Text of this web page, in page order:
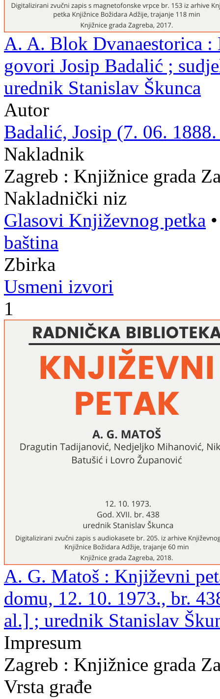
A. A. Blok Dvanaestorica
govori Josip Badalić ;
urednik Stanislav Škunca
Autor
Badalić, Josip (7. 06.
Nakladnik
Zagreb : Knjižnice grada
Nakladnički niz
Glasovi Književnog petka
baština
Zbirka
Usmeni izvori
1
A. G. Matoš : Književni
domu, 12. 10. 1973., br.
al.] ; urednik Stanislav
Impresum
Zagreb : Knjižnice grada
Vrsta građe